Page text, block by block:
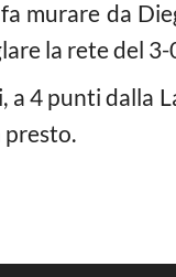
murare da
la rete del 3-
a 4 punti dalla
presto.